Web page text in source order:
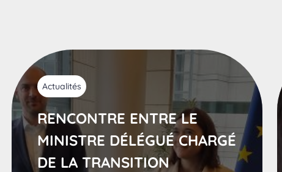
Actualités
RENCONTRE ENTRE LE
MINISTRE DÉLÉGUÉ CHARGÉ
DE LA TRANSITION